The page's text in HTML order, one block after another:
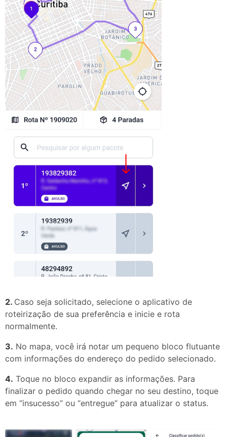
2. Caso seja solicitado, selecione o aplicativo de
roteirização de sua preferência e inicie e rota
normalmente.
3. No mapa, você irá notar um pequeno bloco flutuante
com informações do endereço do pedido selecionado.
4. Toque no bloco expandir as informações. Para
finalizar o pedido quando chegar no seu destino, toque
em “insucesso” ou “entregue” para atualizar o status.